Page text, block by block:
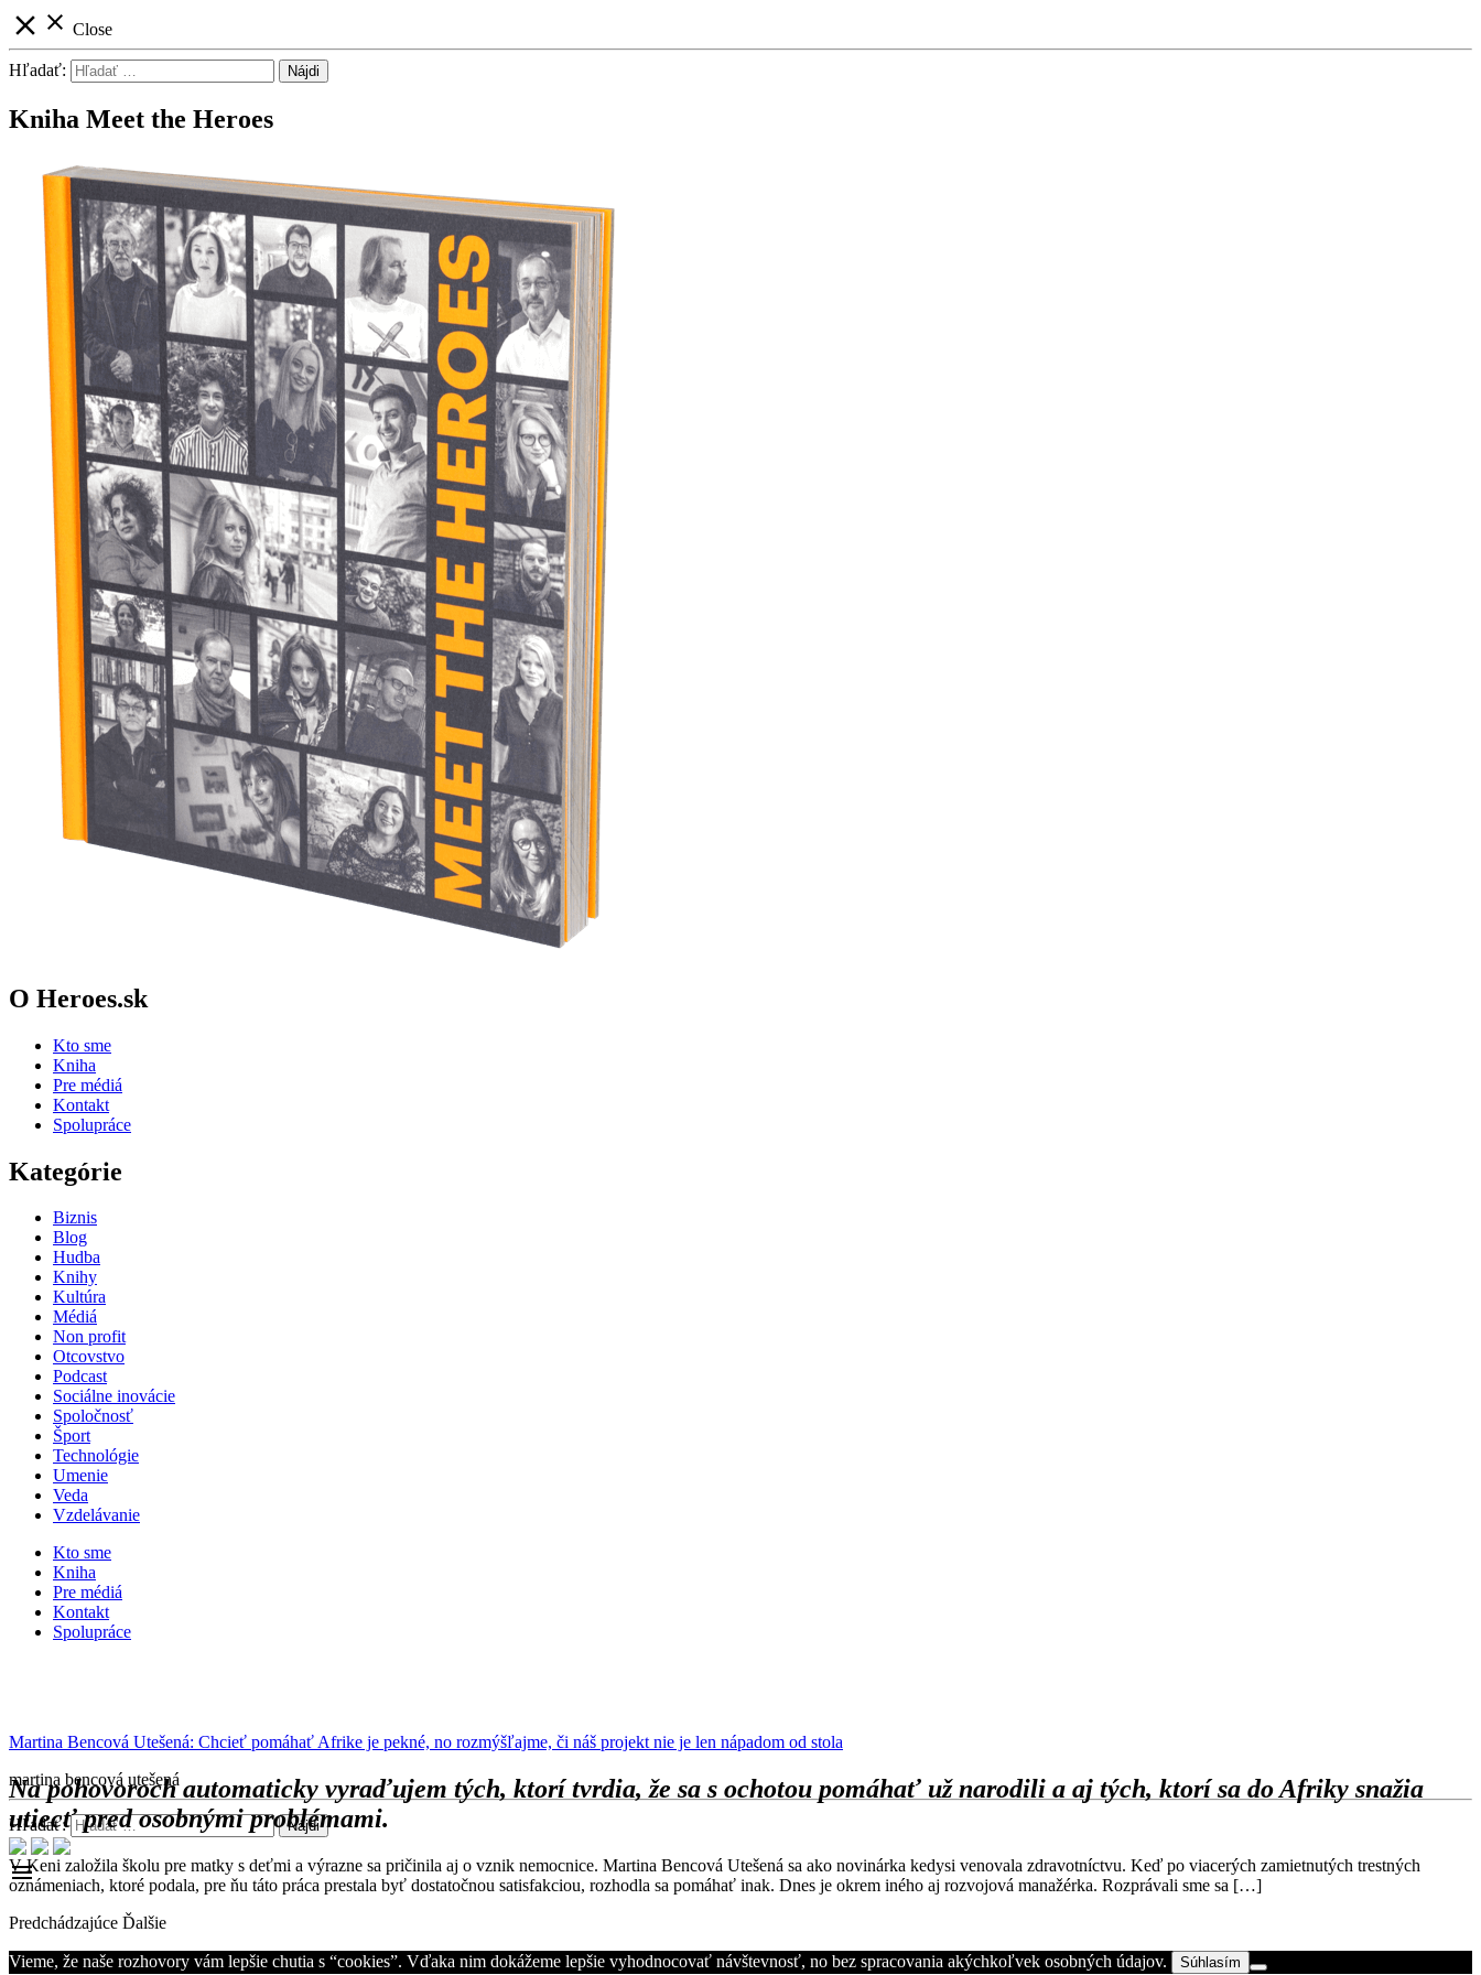
close close Close
Hľadať:
Kniha Meet the Heroes
O Heroes.sk
Kto sme
Kniha
Pre médiá
Kontakt
Spolupráce
Kategórie
Biznis
Blog
Hudba
Knihy
Kultúra
Médiá
Non profit
Otcovstvo
Podcast
Sociálne inovácie
Spoločnosť
Šport
Technológie
Umenie
Veda
Vzdelávanie
Kto sme
Kniha
Pre médiá
Kontakt
Spolupráce
Hľadať:
menu
martina bencová utešená
Martina Bencová Utešená: Chcieť pomáhať Afrike je pekné, no rozmýšľajme, či náš projekt nie je len nápadom od stola
Na pohovoroch automaticky vyraďujem tých, ktorí tvrdia, že sa s ochotou pomáhať už narodili a aj tých, ktorí sa do Afriky snažia
utiecť pred osobnými problémami.
V Keni založila školu pre matky s deťmi a výrazne sa pričinila aj o vznik nemocnice. Martina Bencová Utešená sa ako novinárka kedysi venovala zdravotníctvu. Keď po viacerých zamietnutých trestných
oznámeniach, ktoré podala, pre ňu táto práca prestala byť dostatočnou satisfakciou, rozhodla sa pomáhať inak. Dnes je okrem iného aj rozvojová manažérka. Rozprávali sme sa […]
Predchádzajúce Ďalšie
Vieme, že naše rozhovory vám lepšie chutia s “cookies”. Vďaka nim dokážeme lepšie vyhodnocovať návštevnosť, no bez spracovania akýchkoľvek osobných údajov. Súhlasím